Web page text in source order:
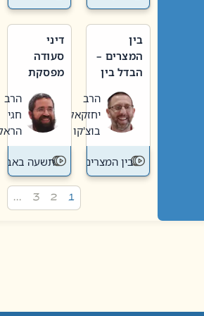
בין
המצרים –
הבדל בין
חדשה
לישנה
הרב
יחזקאל
בוצ'קו
בין המצרים
דיני
סעודה
מפסקת
תשעה
באב
הרב
חגי
הראל
תשעה באב